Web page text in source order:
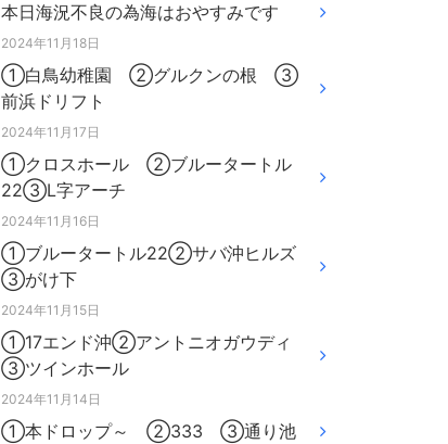
本日海況不良の為海はおやすみです
2024年11月18日
①白鳥幼稚園 ②グルクンの根 ③
前浜ドリフト
2024年11月17日
①クロスホール ②ブルータートル
22③L字アーチ
2024年11月16日
①ブルータートル22②サバ沖ヒルズ
③がけ下
2024年11月15日
①17エンド沖②アントニオガウディ
③ツインホール
2024年11月14日
①本ドロップ～ ②333 ③通り池